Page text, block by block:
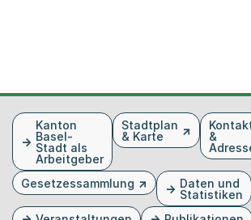
FusszeileKanton
Basel-
Stadt als
Arbeitgeber
Stadtplan
& Karte
&
Gesetzessammlung
Daten und
Statistiken